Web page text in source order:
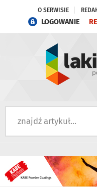
O SERWISIE
LOGOWANIE